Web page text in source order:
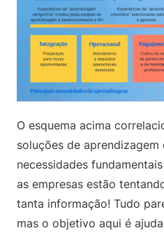
O esquema acima
soluções de
necessidades
as empresas estão
tanta informação! Tudo
mas o objetivo aqui é